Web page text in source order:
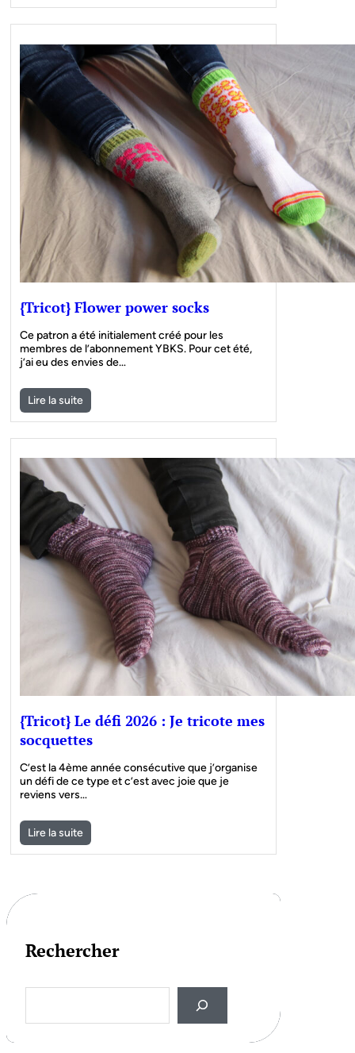
{Tricot} Flower power socks
Ce patron a été initialement créé pour les
membres de l’abonnement YBKS. Pour cet été,
j’ai eu des envies de…
Lire la suite
{Tricot} Le défi 2026 : Je tricote mes
socquettes
C’est la 4ème année consécutive que j’organise
un défi de ce type et c’est avec joie que je
reviens vers…
Lire la suite
Rechercher
a